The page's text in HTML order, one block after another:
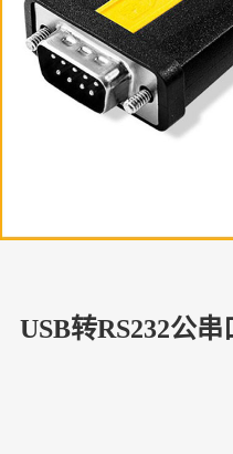
USB转RS232公串